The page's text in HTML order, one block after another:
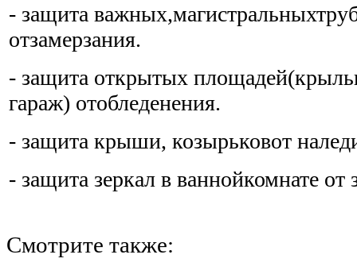
- защита
отзамерзания.
- защита открытых
гараж) отобледенения.
- защита крыши, козырьковот
- защита зеркал в ваннойкомнате от
Смотрите также: